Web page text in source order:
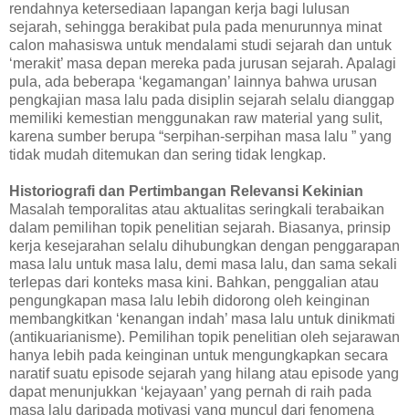
rendahnya ketersediaan lapangan kerja bagi lulusan
sejarah, sehingga berakibat pula pada menurunnya minat
calon mahasiswa untuk mendalami studi sejarah dan untuk
‘merakit’ masa depan mereka pada jurusan sejarah. Apalagi
pula, ada beberapa ‘kegamangan’ lainnya bahwa urusan
pengkajian masa lalu pada disiplin sejarah selalu dianggap
memiliki kemestian menggunakan raw material yang sulit,
karena sumber berupa “serpihan-serpihan masa lalu ” yang
tidak mudah ditemukan dan sering tidak lengkap.
Historiografi dan Pertimbangan Relevansi Kekinian
Masalah temporalitas atau aktualitas seringkali terabaikan
dalam pemilihan topik penelitian sejarah. Biasanya, prinsip
kerja kesejarahan selalu dihubungkan dengan penggarapan
masa lalu untuk masa lalu, demi masa lalu, dan sama sekali
terlepas dari konteks masa kini. Bahkan, penggalian atau
pengungkapan masa lalu lebih didorong oleh keinginan
membangkitkan ‘kenangan indah’ masa lalu untuk dinikmati
(antikuarianisme). Pemilihan topik penelitian oleh sejarawan
hanya lebih pada keinginan untuk mengungkapkan secara
naratif suatu episode sejarah yang hilang atau episode yang
dapat menunjukkan ‘kejayaan’ yang pernah di raih pada
masa lalu daripada motivasi yang muncul dari fenomena